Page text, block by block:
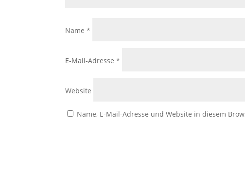
Name*
E-Mail-Adresse*
Website
Name, E-Mail-Adresse und Website in diesem